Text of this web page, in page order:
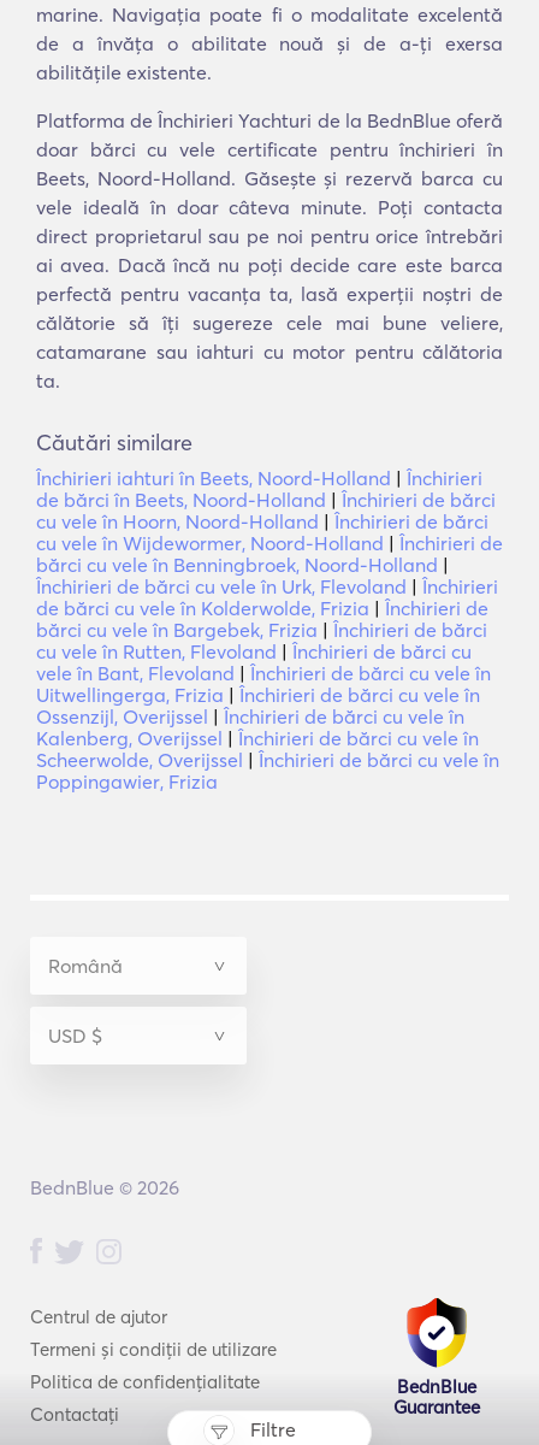
Filtre
marine. Navigația poate fi o modalitate excelentă
de a învăța o abilitate nouă și de a-ți exersa
abilitățile existente.
Platforma de Închirieri Yachturi de la BednBlue oferă
doar bărci cu vele certificate pentru închirieri în
Beets, Noord-Holland. Găsește și rezervă barca cu
vele ideală în doar câteva minute. Poți contacta
direct proprietarul sau pe noi pentru orice întrebări
ai avea. Dacă încă nu poți decide care este barca
perfectă pentru vacanța ta, lasă experții noștri de
călătorie să îți sugereze cele mai bune veliere,
catamarane sau iahturi cu motor pentru călătoria
ta.
Căutări similare
Închirieri iahturi în Beets, Noord-Holland | Închirieri
de bărci în Beets, Noord-Holland | Închirieri de bărci
cu vele în Hoorn, Noord-Holland | Închirieri de bărci
cu vele în Wijdewormer, Noord-Holland | Închirieri de
bărci cu vele în Benningbroek, Noord-Holland |
Închirieri de bărci cu vele în Urk, Flevoland | Închirieri
de bărci cu vele în Kolderwolde, Frizia | Închirieri de
bărci cu vele în Bargebek, Frizia | Închirieri de bărci
cu vele în Rutten, Flevoland | Închirieri de bărci cu
vele în Bant, Flevoland | Închirieri de bărci cu vele în
Uitwellingerga, Frizia | Închirieri de bărci cu vele în
Ossenzijl, Overijssel | Închirieri de bărci cu vele în
Kalenberg, Overijssel | Închirieri de bărci cu vele în
Scheerwolde, Overijssel | Închirieri de bărci cu vele în
Poppingawier, Frizia
Centrul de ajutor
Termeni și condiții de utilizare
Politica de confidențialitate
Contactați
BednBlue
Guarantee
BednBlue © 2026